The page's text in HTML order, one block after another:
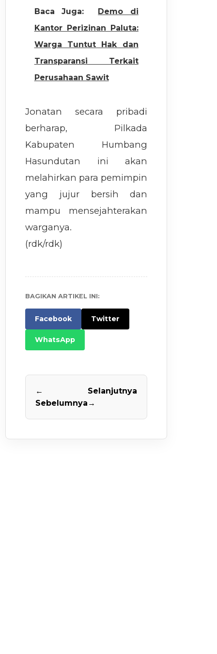
Baca Juga:
Demo di
Kantor Perizinan Paluta:
Warga Tuntut Hak dan
Transparansi Terkait
Perusahaan Sawit
Jonatan secara pribadi
berharap, Pilkada
Kabupaten Humbang
Hasundutan ini akan
melahirkan para pemimpin
yang jujur bersih dan
mampu mensejahterakan
warganya.
(rdk/rdk)
BAGIKAN ARTIKEL INI:
Facebook Twitter
WhatsApp
←
Sebelumnya
Selanjutnya
→